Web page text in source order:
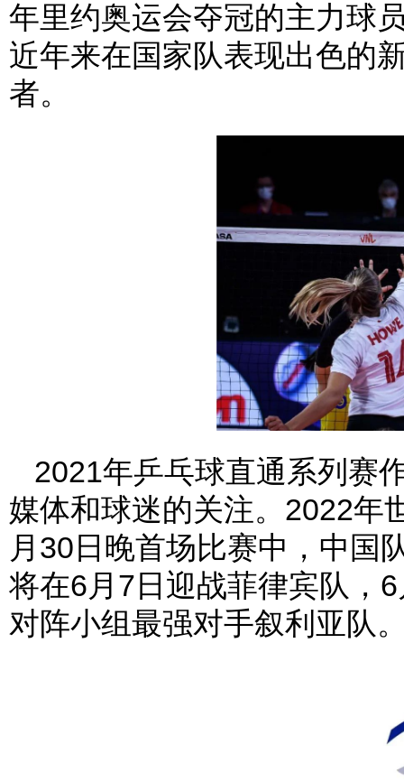
年里约奥运会夺冠的主力球
近年来在国家队表现出色的
者。
2021年乒乓球直通系列赛
媒体和球迷的关注。2022年
月30日晚首场比赛中，中国
将在6月7日迎战菲律宾队，
对阵小组最强对手叙利亚队